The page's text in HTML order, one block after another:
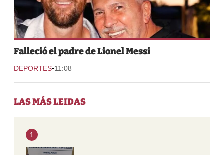
Falleció el padre de Lionel Messi
DEPORTES-11:08
LAS MÁS LEIDAS
1